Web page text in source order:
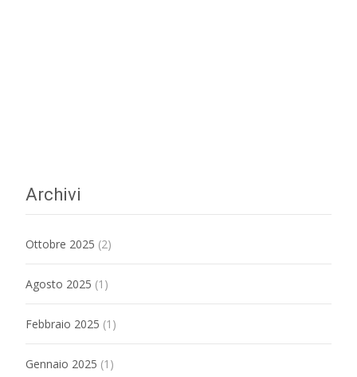
Archivi
Ottobre 2025 (2)
Agosto 2025 (1)
Febbraio 2025 (1)
Gennaio 2025 (1)